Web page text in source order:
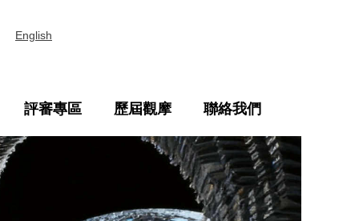
English
評審專區 歷屆觀摩 聯絡我們